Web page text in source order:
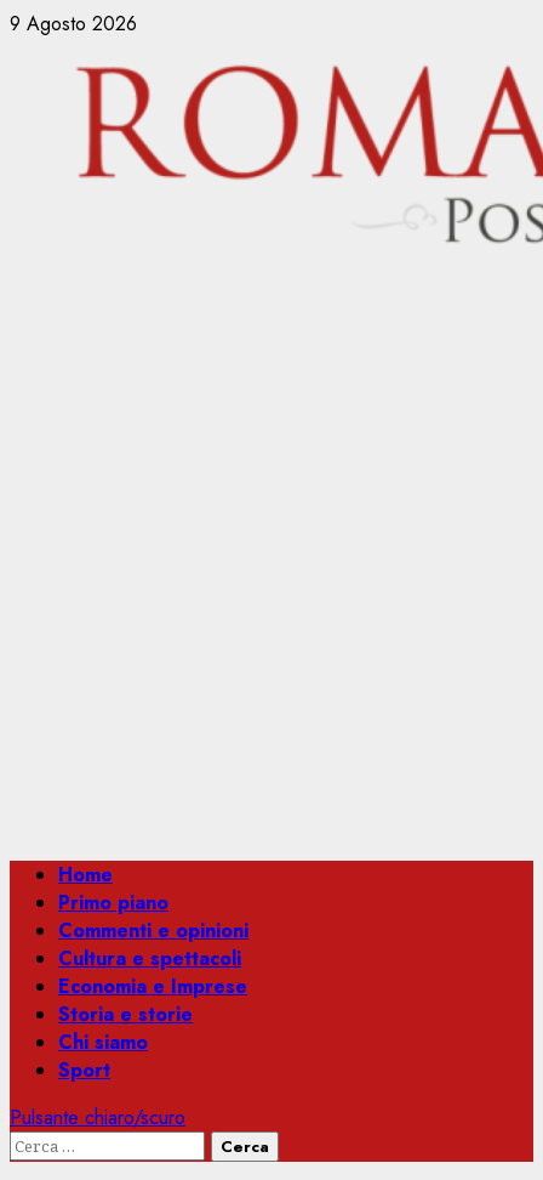
Vai
contenuto
9 Agosto 2026
Menu
principale
Home
Primo piano
Commenti e opinioni
Cultura e spettacoli
Economia e Imprese
Storia e storie
Chi siamo
Sport
Pulsante chiaro/scuro
Ricerca